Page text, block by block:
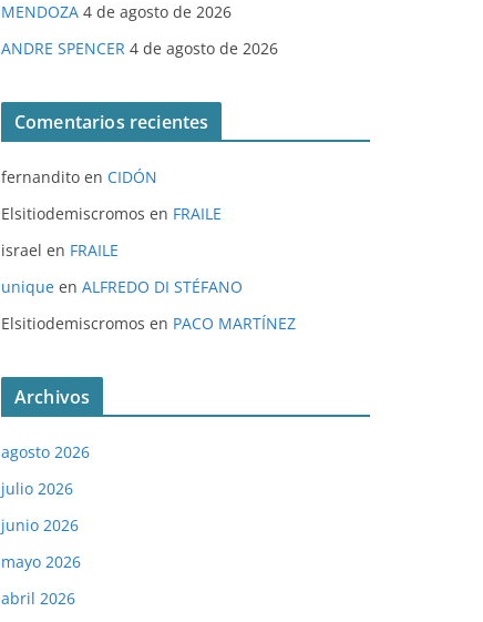
MENDOZA 4 de agosto de 2026
ANDRE SPENCER 4 de agosto de 2026
Comentarios recientes
fernandito en CIDÓN
Elsitiodemiscromos en FRAILE
israel en FRAILE
unique en ALFREDO DI STÉFANO
Elsitiodemiscromos en PACO MARTÍNEZ
Archivos
agosto 2026
julio 2026
junio 2026
mayo 2026
abril 2026